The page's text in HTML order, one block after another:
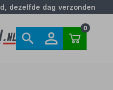
dezelfde dag verzonden
0